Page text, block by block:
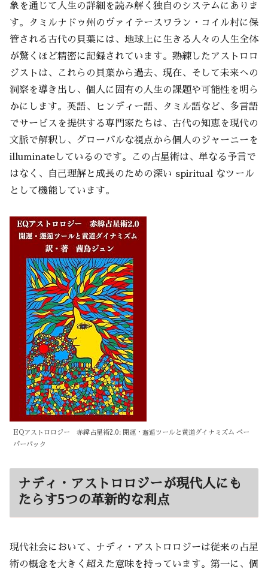
象を通じて人生の詳細を読み解く独自のシステムにありま
す。タミルナドゥ州のヴァイテースワラン・コイル村に保
管される古代の貝葉には、地球上に生きる人々の人生全体
が驚くほど精密に記録されています。熟練したアストロロ
ジストは、これらの貝葉から過去、現在、そして未来への
洞察を導き出し、個人に固有の人生の課題や可能性を明ら
かにします。英語、ヒンディー語、タミル語など、多言語
でサービスを提供する専門家たちは、古代の知恵を現代の
文脈で解釈し、グローバルな視点から個人のジャーニーを
illuminateしているのです。この占星術は、単なる予言で
はなく、自己理解と成長のための深い spiritual なツール
として機能しています。
EQアストロロジー 赤緯占星術2.0: 開運・邂逅ツールと黄道ダイナミズム ペー
パーバック
ナディ・アストロロジーが現代人にも
たらす5つの革新的な利点
現代社会において、ナディ・アストロロジーは従来の占星
術の概念を大きく超えた意味を持っています。第一に、個